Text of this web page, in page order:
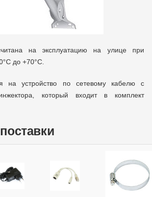
на эксплуатацию на улице при
до +70°C.
на устройство по сетевому кабелю с
который входит в комплект